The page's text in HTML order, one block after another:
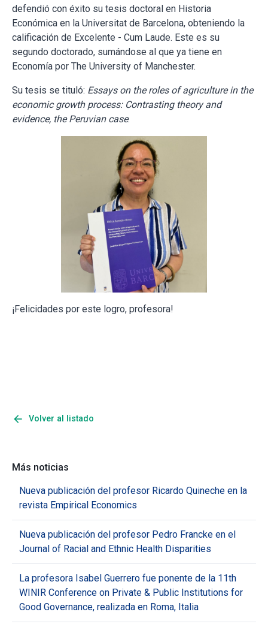
defendió con éxito su tesis doctoral en Historia
Económica en la Universitat de Barcelona, obteniendo la
calificación de Excelente - Cum Laude. Este es su
segundo doctorado, sumándose al que ya tiene en
Economía por The University of Manchester.
Su tesis se tituló: Essays on the roles of agriculture in the
economic growth process: Contrasting theory and
evidence, the Peruvian case.
¡Felicidades por este logro, profesora!
Más noticias
Nueva publicación del profesor Ricardo Quineche en la
revista Empirical Economics
Nueva publicación del profesor Pedro Francke en el
Journal of Racial and Ethnic Health Disparities
La profesora Isabel Guerrero fue ponente de la 11th
WINIR Conference on Private & Public Institutions for
Good Governance, realizada en Roma, Italia
arrow_back Volver al listado